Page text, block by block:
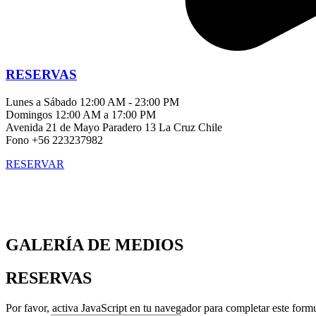
RESERVAS
Lunes a Sábado 12:00 AM - 23:00 PM
Domingos 12:00 AM a 17:00 PM
Avenida 21 de Mayo Paradero 13 La Cruz Chile
Fono +56 223237982
RESERVAR
GALERÍA DE MEDIOS
RESERVAS
Por favor, activa JavaScript en tu navegador para completar este